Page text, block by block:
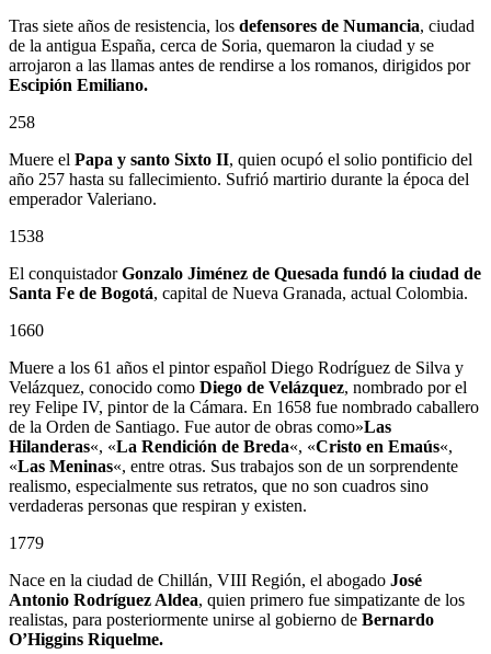
Tras siete años de resistencia, los defensores de Numancia, ciudad
de la antigua España, cerca de Soria, quemaron la ciudad y se
arrojaron a las llamas antes de rendirse a los romanos, dirigidos por
Escipión Emiliano.
258
Muere el Papa y santo Sixto II, quien ocupó el solio pontificio del
año 257 hasta su fallecimiento. Sufrió martirio durante la época del
emperador Valeriano.
1538
El conquistadorGonzalo Jiménez de Quesada fundó la ciudad de
Santa Fe de Bogotá, capital de Nueva Granada, actual Colombia.
1660
Muere a los 61 años el pintor español Diego Rodríguez de Silva y
Velázquez, conocido como Diego de Velázquez, nombrado por el
rey Felipe IV, pintor de la Cámara. En 1658 fue nombrado caballero
de la Orden de Santiago. Fue autor de obras como»Las
Hilanderas«, «La Rendición de Breda«, «Cristo en Emaús«,
«Las Meninas«, entre otras. Sus trabajos son de un sorprendente
realismo, especialmente sus retratos, que no son cuadros sino
verdaderas personas que respiran y existen.
1779
Nace en la ciudad de Chillán, VIII Región, el abogado José
Antonio Rodríguez Aldea, quien primero fue simpatizante de los
realistas, para posteriormente unirse al gobierno de Bernardo
O’Higgins Riquelme.